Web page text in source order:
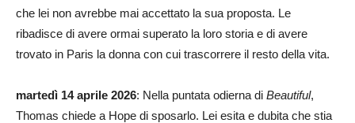
che lei non avrebbe mai accettato la sua proposta. Le
ribadisce di avere ormai superato la loro storia e di avere
trovato in Paris la donna con cui trascorrere il resto della vita.
martedì 14 aprile 2026: Nella puntata odierna di Beautiful,
Thomas chiede a Hope di sposarlo. Lei esita e dubita che stia